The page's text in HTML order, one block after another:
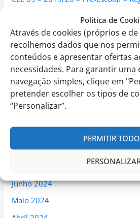
Política de
Através de cookies (próprios e
recolhemos dados que nos
conteúdos e apresentar ofertas
necessidades. Para garantir uma
navegação simples, clique em
pretender escolher os tipos de
“Personalizar”.
PERMITIR
Oficiais para a Reabertura da
Arquivo
Agosto 2024
Junho 2024
Maio 2024